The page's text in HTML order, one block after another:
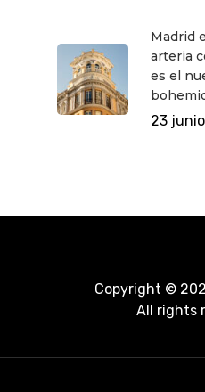
Madrid
arteria
es el
23
Copyright ©
All rights